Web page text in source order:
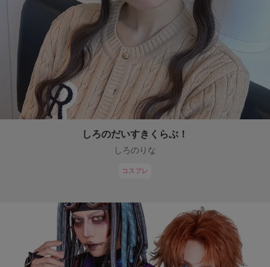
しろのだいすきくらぶ！
しろのりな
コスプレ